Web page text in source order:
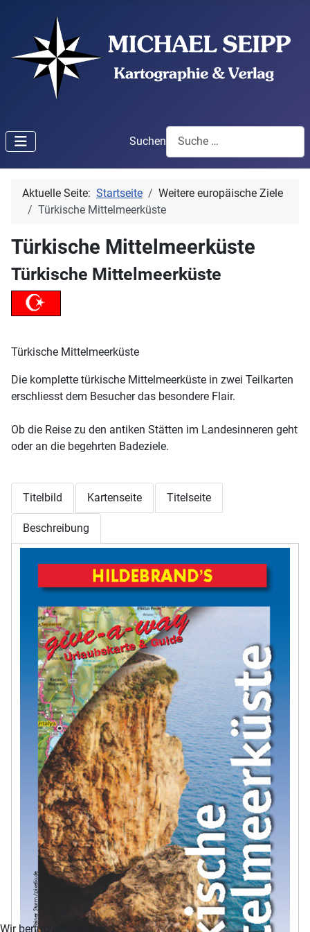
Suchen
Aktuelle Seite: Startseite
Weitere europäische Ziele
Türkische Mittelmeerküste
Türkische Mittelmeerküste
Türkische Mittelmeerküste
Türkische Mittelmeerküste
Die komplette türkische Mittelmeerküste in zwei Teilkarten
erschliesst dem Besucher das besondere Flair.
Ob die Reise zu den antiken Stätten im Landesinneren geht
oder an die begehrten Badeziele.
Titelbild Kartenseite Titelseite
Beschreibung
Wir benutzen Cookies